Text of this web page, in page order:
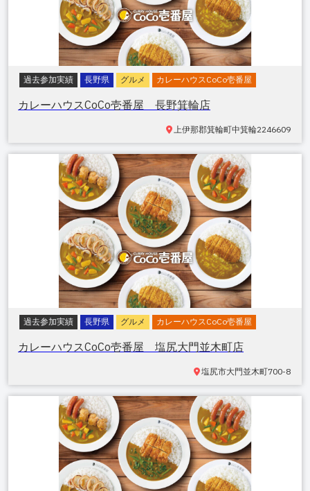
過去参加実績 長野県 グルメ カレーハウスCoCo壱番屋
カレーハウスCoCo壱番屋 長野箕輪店
上伊那郡箕輪町中箕輪2246609
過去参加実績 長野県 グルメ カレーハウスCoCo壱番屋
カレーハウスCoCo壱番屋 塩尻大門並木町店
塩尻市大門並木町700-8